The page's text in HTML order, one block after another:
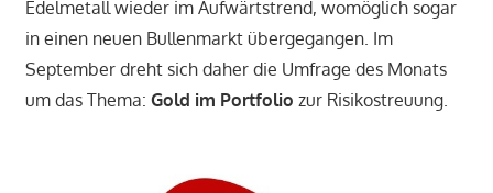
Edelmetall wieder im Aufwärtstrend, womöglich sogar
in einen neuen Bullenmarkt übergegangen. Im
September dreht sich daher die Umfrage des Monats
um das Thema: Gold im Portfolio zur Risikostreuung.